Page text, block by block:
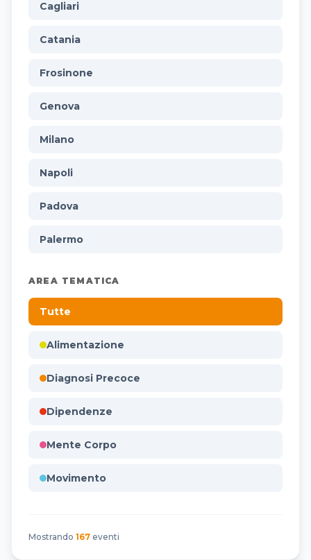
Cagliari
Catania
Frosinone
Genova
Milano
Napoli
Padova
Palermo
AREA TEMATICA
Tutte
Alimentazione
Diagnosi Precoce
Dipendenze
Mente Corpo
Movimento
Mostrando 167 eventi